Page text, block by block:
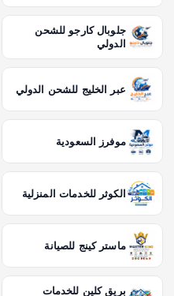
جلوبال كارجو للشحن
الدولي
عبر الخليج للشحن الدولي
موفرز السعودية
الكوثر للخدمات المنزلية
ماستر كينج للصيانة
بريق كلين للخدمات